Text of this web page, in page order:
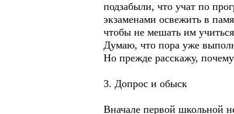
подзабыли, что учат по
экзаменами освежить в
чтобы не мешать им
Думаю, что пора уже
Но прежде расскажу,
3. Допрос и обыск
Вначале первой школьной